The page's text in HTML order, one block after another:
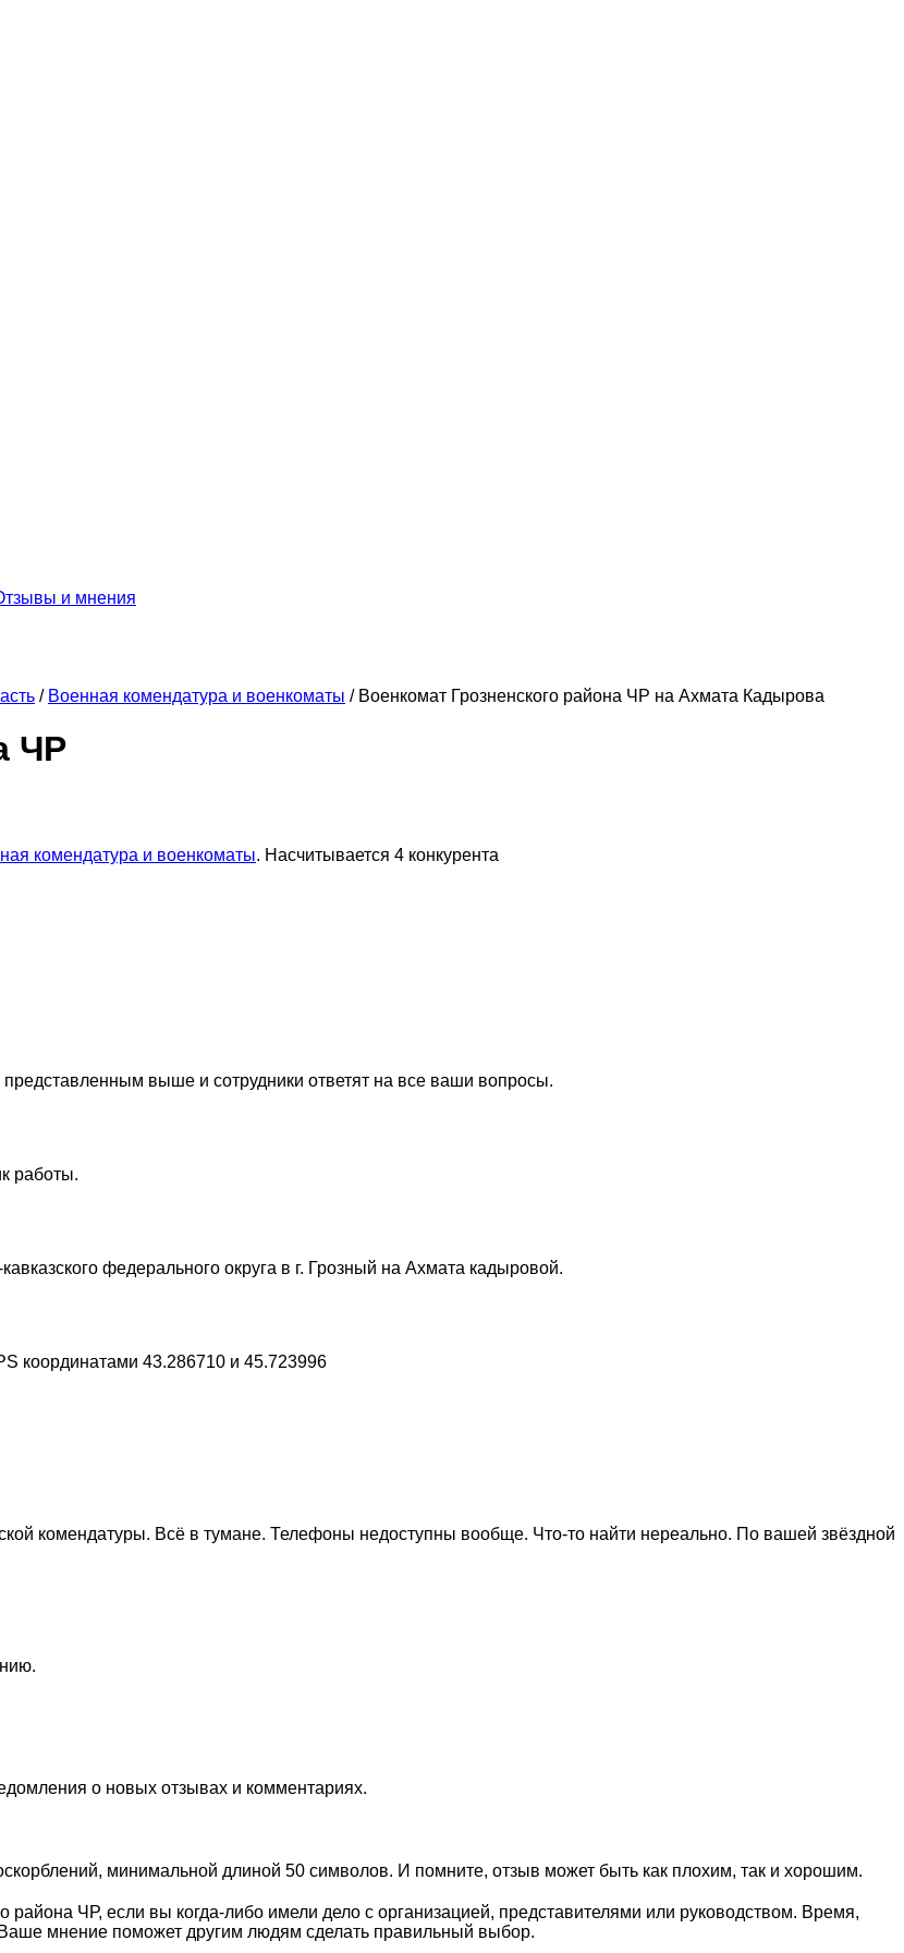
и мнения
/ Военная комендатура и военкоматы / Военкомат Грозненского района ЧР на Ахмата Кадырова
ЧР
комендатура и военкоматы. Насчитывается 4 конкурента
выше и сотрудники ответят на все ваши вопросы.
работы.
федерального округа в г. Грозный на Ахмата кадыровой.
координатами 43.286710 и 45.723996
комендатуры. Всё в тумане. Телефоны недоступны вообще. Что-то найти нереально. По вашей звёздной
о новых отзывах и комментариях.
минимальной длиной 50 символов. И помните, отзыв может быть как плохим, так и хорошим.
ЧР, если вы когда-либо имели дело с организацией, представителями или руководством. Время,
мнение поможет другим людям сделать правильный выбор.